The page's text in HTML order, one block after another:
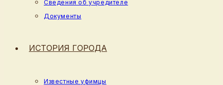
Сведения об учредителе
Документы
ИСТОРИЯ ГОРОДА
Известные уфимцы